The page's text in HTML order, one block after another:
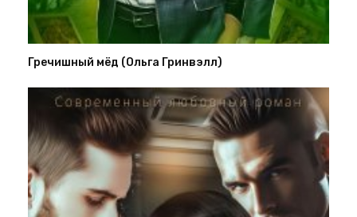
Гречишный мёд (Ольга Гринвэлл)